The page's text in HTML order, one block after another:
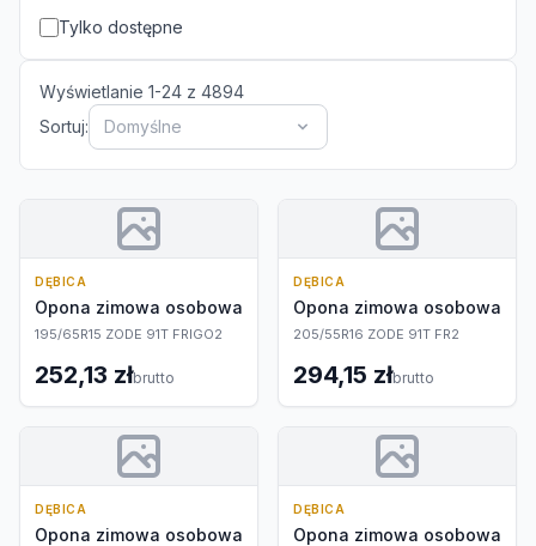
Tylko dostępne
Wyświetlanie 1-24 z 4894
Sortuj:
Domyślne
DĘBICA
Opona zimowa osobowa
195/65R15 ZODE 91T FRIGO2
252,13 złbrutto
DĘBICA
Opona zimowa osobowa
205/55R16 ZODE 91T FR2
294,15 złbrutto
DĘBICA
Opona zimowa osobowa
DĘBICA
Opona zimowa osobowa